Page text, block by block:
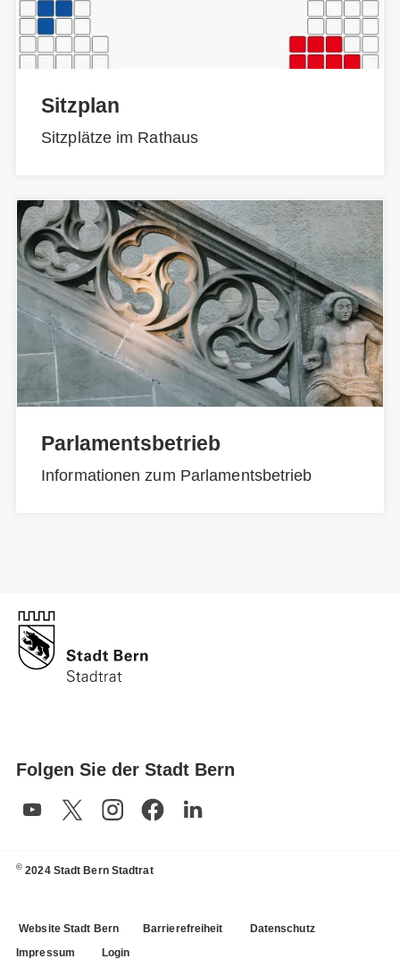
Sitzplan
Sitzplätze im Rathaus
Parlamentsbetrieb
Informationen zum Parlamentsbetrieb
Folgen Sie der Stadt Bern
© 2024 Stadt Bern Stadtrat
Website Stadt Bern Barrierefreiheit
Datenschutz
Impressum
Login